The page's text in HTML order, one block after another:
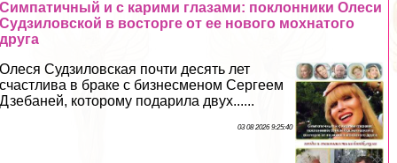
Симпатичный и с карими глазами: поклонники Олеси
Судзиловской в восторге от ее нового мохнатого
друга
Олеся Судзиловская почти десять лет
счастлива в бpaке с бизнесменом Сергеем
Дзебаней, которому подарила двух......
03 08 2026 9:25:40